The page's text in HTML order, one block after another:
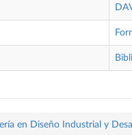
en Diseño Industrial y